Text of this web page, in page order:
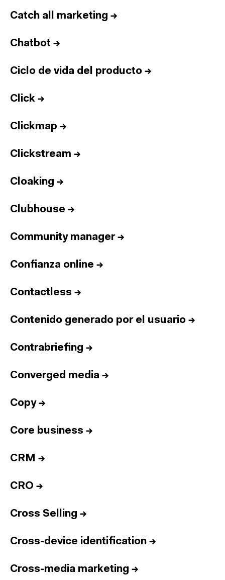
Catch all marketing →
Chatbot →
Ciclo de vida del producto →
Click →
Clickmap →
Clickstream →
Cloaking →
Clubhouse →
Community manager→
Confianza online →
Contactless →
Contenido generado por el usuario →
Contrabriefing →
Converged media →
Copy→
Core business →
CRM →
CRO →
Cross Selling →
Cross-device identification →
Cross-media marketing →